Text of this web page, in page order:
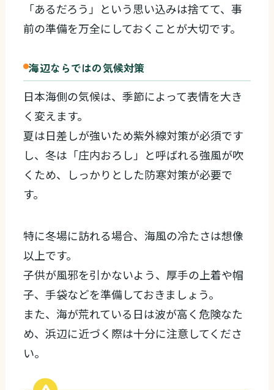
「あるだろう」という思い込みは捨てて、事
前の準備を万全にしておくことが大切です。
海辺ならではの気候対策
日本海側の気候は、季節によって表情を大き
く変えます。
夏は日差しが強いため紫外線対策が必須です
し、冬は「庄内おろし」と呼ばれる強風が吹
くため、しっかりとした防寒対策が必要で
す。
特に冬場に訪れる場合、海風の冷たさは想像
以上です。
子供が風邪を引かないよう、厚手の上着や帽
子、手袋などを準備しておきましょう。
また、海が荒れている日は波が高く危険なた
め、浜辺に近づく際は十分に注意してくださ
い。